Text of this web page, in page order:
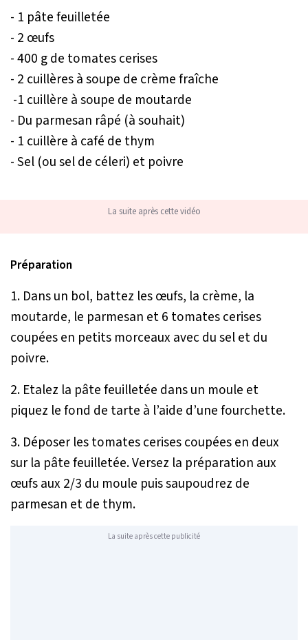
- 1 pâte feuilletée
- 2 œufs
- 400 g de tomates cerises
- 2 cuillères à soupe de crème fraîche
-1 cuillère à soupe de moutarde
- Du parmesan râpé (à souhait)
- 1 cuillère à café de thym
- Sel (ou sel de céleri) et poivre
La suite après cette vidéo
Préparation
1. Dans un bol, battez les œufs, la crème, la
moutarde, le parmesan et 6 tomates cerises
coupées en petits morceaux avec du sel et du
poivre.
2. Etalez la pâte feuilletée dans un moule et
piquez le fond de tarte à l’aide d’une fourchette.
3. Déposer les tomates cerises coupées en deux
sur la pâte feuilletée. Versez la préparation aux
œufs aux 2/3 du moule puis saupoudrez de
parmesan et de thym.
La suite après cette publicité